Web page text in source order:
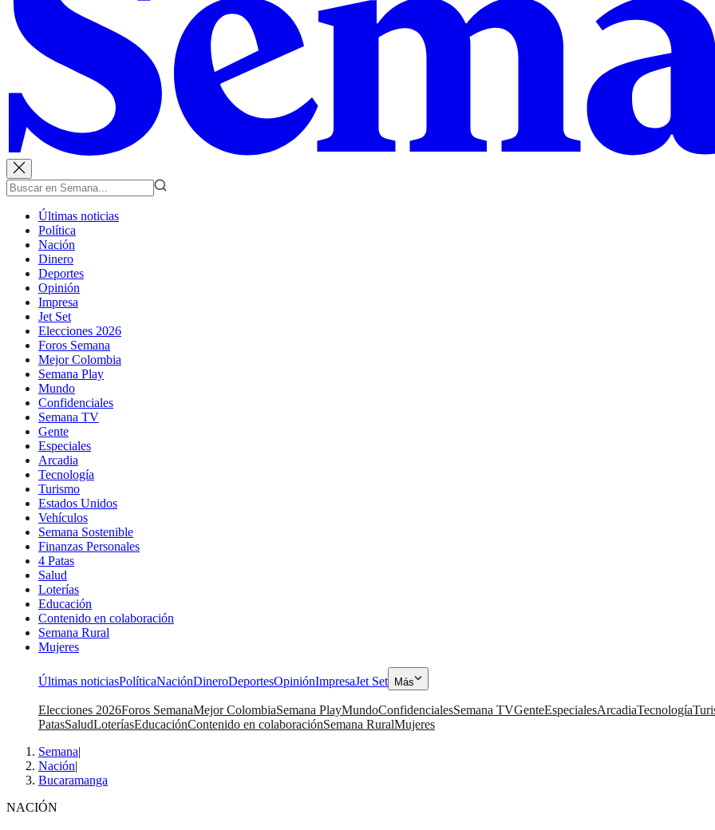
Últimas noticias
Política
Nación
Dinero
Deportes
Opinión
Impresa
Jet Set
Elecciones 2026
Foros Semana
Mejor Colombia
Semana Play
Mundo
Confidenciales
Semana TV
Gente
Especiales
Arcadia
Tecnología
Turismo
Estados Unidos
Vehículos
Semana Sostenible
Finanzas Personales
4 Patas
Salud
Loterías
Educación
Contenido en colaboración
Semana Rural
Mujeres
Últimas noticiasPolíticaNaciónDineroDeportesOpiniónImpresaJet Set Más
Elecciones 2026Foros SemanaMejor ColombiaSemana PlayMundoConfidencialesSemana TVGenteEspecialesArcadiaTecnología
PatasSaludLoteríasEducaciónContenido en colaboraciónSemana RuralMujeres
Semana|
Nación|
Bucaramanga
NACIÓN